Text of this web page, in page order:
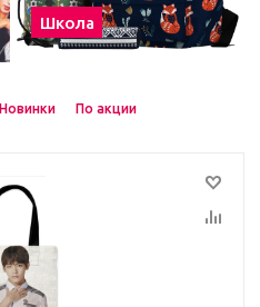
Школа
Новинки По акции